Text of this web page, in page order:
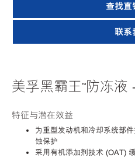
查找直
联系
美孚黑霸王™防冻
特征与潜在效益
为重型发动机和冷却系统部
蚀保护
采用有机添加剂技术 (OAT)